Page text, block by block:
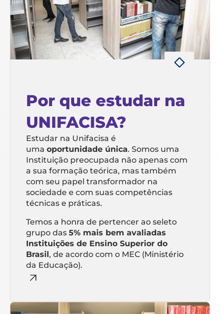
Por que estudar na
UNIFACISA?
Estudar na Unifacisa é
uma oportunidade única. Somos uma
Instituição preocupada não apenas com
a sua formação teórica, mas também
com seu papel transformador na
sociedade e com suas competências
técnicas e práticas.
Temos a honra de pertencer ao seleto
grupo das 5% mais bem avaliadas
Instituições de Ensino Superior do
Brasil, de acordo com o MEC (Ministério
da Educação).